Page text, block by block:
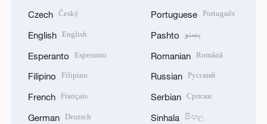
Czech Český
English English
Esperanto Esperanto
Filipino Filipino
French Français
German Deutsch
Portuguese Português
Pashto پښتو
Romanian Română
Russian Русский
Serbian Српски
Sinhala සිංහල